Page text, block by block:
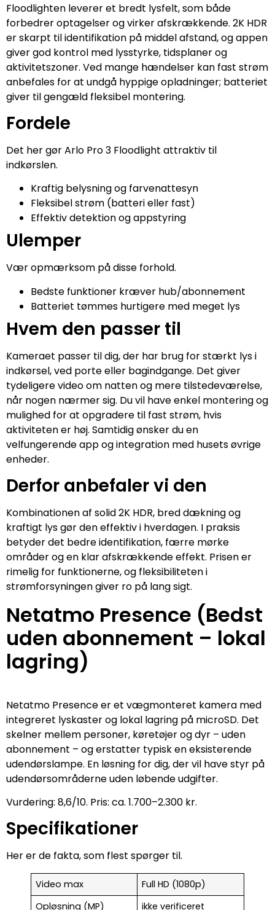
Floodlighten leverer et bredt lysfelt, som både
forbedrer optagelser og virker afskrækkende. 2K HDR
er skarpt til identifikation på middel afstand, og appen
giver god kontrol med lysstyrke, tidsplaner og
aktivitetszoner. Ved mange hændelser kan fast strøm
anbefales for at undgå hyppige opladninger; batteriet
giver til gengæld fleksibel montering.
Fordele
Det her gør Arlo Pro 3 Floodlight attraktiv til
indkørslen.
Kraftig belysning og farvenattesyn
Fleksibel strøm (batteri eller fast)
Effektiv detektion og appstyring
Ulemper
Vær opmærksom på disse forhold.
Bedste funktioner kræver hub/abonnement
Batteriet tømmes hurtigere med meget lys
Hvem den passer til
Kameraet passer til dig, der har brug for stærkt lys i
indkørsel, ved porte eller bagindgange. Det giver
tydeligere video om natten og mere tilstedeværelse,
når nogen nærmer sig. Du vil have enkel montering og
mulighed for at opgradere til fast strøm, hvis
aktiviteten er høj. Samtidig ønsker du en
velfungerende app og integration med husets øvrige
enheder.
Derfor anbefaler vi den
Kombinationen af solid 2K HDR, bred dækning og
kraftigt lys gør den effektiv i hverdagen. I praksis
betyder det bedre identifikation, færre mørke
områder og en klar afskrækkende effekt. Prisen er
rimelig for funktionerne, og fleksibiliteten i
strømforsyningen giver ro på lang sigt.
Netatmo Presence (Bedst
uden abonnement – lokal
lagring)
Netatmo Presence er et vægmonteret kamera med
integreret lyskaster og lokal lagring på microSD. Det
skelner mellem personer, køretøjer og dyr – uden
abonnement – og erstatter typisk en eksisterende
udendørslampe. En løsning for dig, der vil have styr på
udendørsområderne uden løbende udgifter.
Vurdering: 8,6/10. Pris: ca. 1.700–2.300 kr.
Specifikationer
Her er de fakta, som flest spørger til.
Video max
Full HD (1080p)
Opløsning (MP)
ikke verificeret